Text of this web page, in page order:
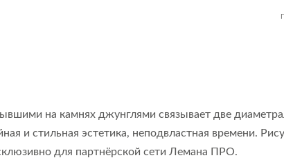
на камнях джунглями связывает две
и стильная эстетика, неподвластная времени.
для партнёрской сети Лемана ПРО.